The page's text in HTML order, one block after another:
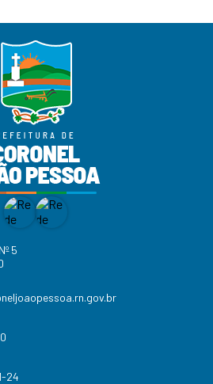
5
24